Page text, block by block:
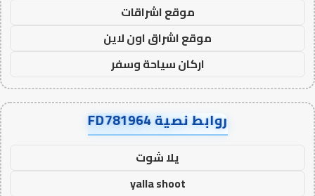
موقع اشراقات
موقع اشراق اون لاين
اركان سياحة وسفر
روابط نصية FD781964
يلا شوت
yalla shoot